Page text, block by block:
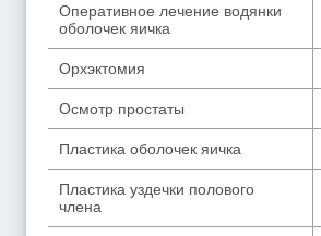
Оперативное лечение водянки
оболочек яичка
Орхэктомия
Осмотр простаты
Пластика оболочек яичка
Пластика уздечки полового
члена